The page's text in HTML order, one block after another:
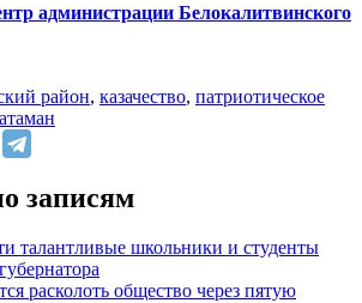
администрации Белокалитвинского
район, казачество, патриотическое
записям
талантливые школьники и студенты
расколоть общество через пятую